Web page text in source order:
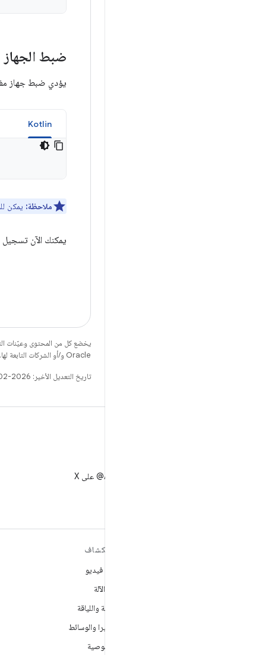
ضبط
يؤدي ضبط جهاز
Kotlin
ملاحظة: يمكن
يمكنك الآن
يخضع كل من المحتوى وعيّنات
Oracle و/أو الشركات التابعة لها.
تاريخ التعديل الأخير: 2026-02-28 (حسب التوقيت العالمي المتفَّق عليه)
استكشاف
ألعاب فيديو
تعلُم الآلة
الصحة واللياقة
الكاميرا والوسائط
الخصوصية